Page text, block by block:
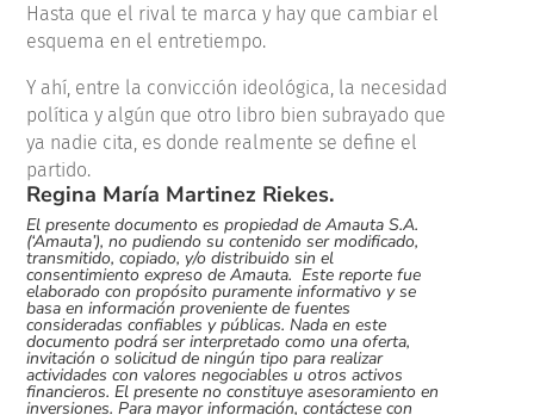
Hasta que el rival te marca y hay que cambiar el
esquema en el entretiempo.
Y ahí, entre la convicción ideológica, la necesidad
política y algún que otro libro bien subrayado que
ya nadie cita, es donde realmente se define el
partido.
Regina María Martinez Riekes.
El presente documento es propiedad de Amauta S.A.
(‘Amauta’), no pudiendo su contenido ser modificado,
transmitido, copiado, y/o distribuido sin el
consentimiento expreso de Amauta. Este reporte fue
elaborado con propósito puramente informativo y se
basa en información proveniente de fuentes
consideradas confiables y públicas. Nada en este
documento podrá ser interpretado como una oferta,
invitación o solicitud de ningún tipo para realizar
actividades con valores negociables u otros activos
financieros. El presente no constituye asesoramiento en
inversiones. Para mayor información, contáctese con